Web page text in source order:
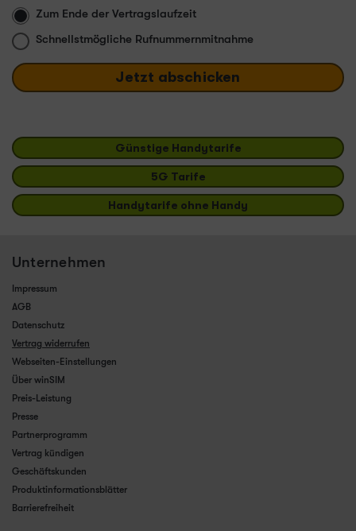
Zum Ende der Vertragslaufzeit
Schnellstmögliche Rufnummernmitnahme
Jetzt abschicken
Günstige Handytarife
5G Tarife
Handytarife ohne Handy
Unternehmen
Impressum
AGB
Datenschutz
Vertrag widerrufen
Webseiten-Einstellungen
Über winSIM
Preis-Leistung
Presse
Partnerprogramm
Vertrag kündigen
Geschäftskunden
Produktinformationsblätter
Barrierefreiheit